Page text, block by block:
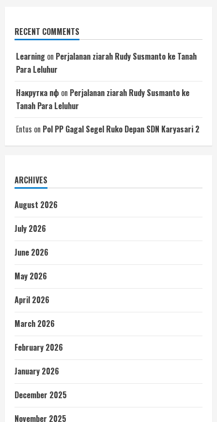
RECENT COMMENTS
Learning on Perjalanan ziarah Rudy Susmanto ke Tanah
Para Leluhur
Накрутка пф on Perjalanan ziarah Rudy Susmanto ke
Tanah Para Leluhur
Entus on Pol PP Gagal Segel Ruko Depan SDN Karyasari 2
ARCHIVES
August 2026
July 2026
June 2026
May 2026
April 2026
March 2026
February 2026
January 2026
December 2025
November 2025